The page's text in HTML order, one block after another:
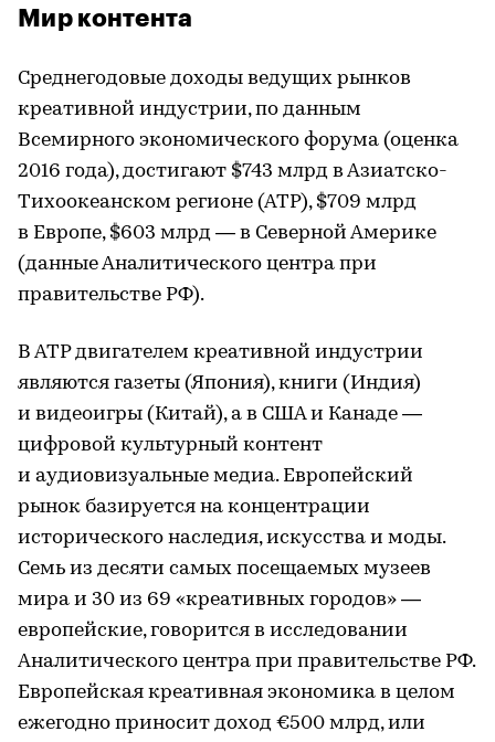
Мир контента
Среднегодовые доходы ведущих рынков
креативной индустрии, по данным
Всемирного экономического форума (оценка
2016 года), достигают $743 млрд в Азиатско-
Тихоокеанском регионе (АТР), $709 млрд
в Европе, $603 млрд — в Северной Америке
(данные Аналитического центра при
правительстве РФ).
В АТР двигателем креативной индустрии
являются газеты (Япония), книги (Индия)
и видеоигры (Китай), а в США и Канаде —
цифровой культурный контент
и аудиовизуальные медиа. Европейский
рынок базируется на концентрации
исторического наследия, искусства и моды.
Семь из десяти самых посещаемых музеев
мира и 30 из 69 «креативных городов» —
европейские, говорится в исследовании
Аналитического центра при правительстве РФ.
Европейская креативная экономика в целом
ежегодно приносит доход €500 млрд, или